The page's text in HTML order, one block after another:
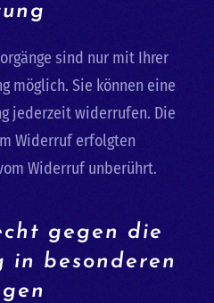
sind nur mit Ihrer
möglich. Sie können eine
jederzeit widerrufen. Die
Widerruf erfolgten
Widerruf unberührt.
gegen die
in besonderen